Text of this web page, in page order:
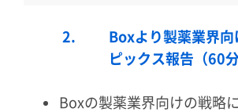
2.
Boxより製薬業界向
ピックス報告（60分
Boxの製薬業界向けの戦略